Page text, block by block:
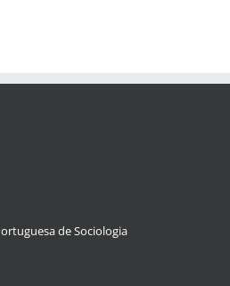
de Sociologia